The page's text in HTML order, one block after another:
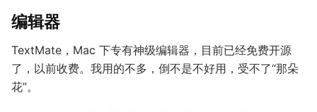
编辑器
TextMate，Mac 下专有神级编辑器，目前已经免费开源
了，以前收费。我用的不多，倒不是不好用，受不了“那朵
花”。